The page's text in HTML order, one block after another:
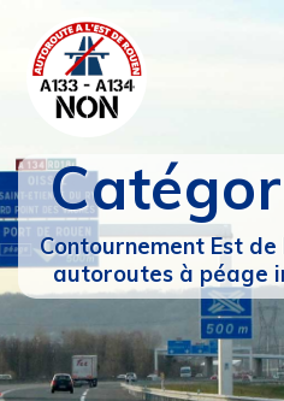
Contournement Est de
autoroutes à péage